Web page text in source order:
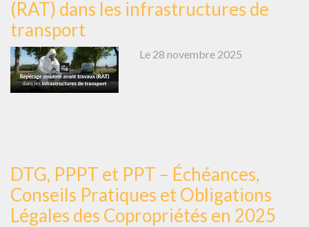
(RAT) dans les infrastructures de
transport
Le 28 novembre 2025
DTG, PPPT et PPT – Échéances,
Conseils Pratiques et Obligations
Légales des Copropriétés en 2025